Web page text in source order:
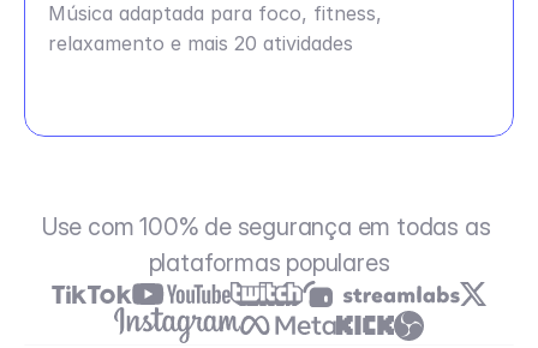
Música adaptada para foco, fitness,
relaxamento e mais 20 atividades
Use com 100% de segurança em todas as
plataformas populares